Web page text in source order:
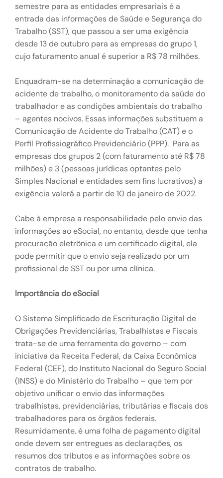
semestre para as entidades empresariais é a
entrada das informações de Saúde e Segurança do
Trabalho (SST), que passou a ser uma exigência
desde 13 de outubro para as empresas do grupo 1,
cujo faturamento anual é superior a R$ 78 milhões.
Enquadram-se na determinação a comunicação de
acidente de trabalho, o monitoramento da saúde do
trabalhador e as condições ambientais do trabalho
– agentes nocivos. Essas informações substituem a
Comunicação de Acidente do Trabalho (CAT) e o
Perfil Profissiográfico Previdenciário (PPP). Para as
empresas dos grupos 2 (com faturamento até R$ 78
milhões) e 3 (pessoas jurídicas optantes pelo
Simples Nacional e entidades sem fins lucrativos) a
exigência valerá a partir de 10 de janeiro de 2022.
Cabe à empresa a responsabilidade pelo envio das
informações ao eSocial, no entanto, desde que tenha
procuração eletrônica e um certificado digital, ela
pode permitir que o envio seja realizado por um
profissional de SST ou por uma clínica.
Importância do eSocial
O Sistema Simplificado de Escrituração Digital de
Obrigações Previdenciárias, Trabalhistas e Fiscais
trata-se de uma ferramenta do governo – com
iniciativa da Receita Federal, da Caixa Econômica
Federal (CEF), do Instituto Nacional do Seguro Social
(INSS) e do Ministério do Trabalho – que tem por
objetivo unificar o envio das informações
trabalhistas, previdenciárias, tributárias e fiscais dos
trabalhadores para os órgãos federais.
Resumidamente, é uma folha de pagamento digital
onde devem ser entregues as declarações, os
resumos dos tributos e as informações sobre os
contratos de trabalho.